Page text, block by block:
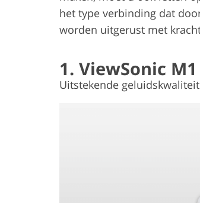
het type verbinding dat
worden uitgerust met
1. ViewSonic
Uitstekende geluidskwaliteit